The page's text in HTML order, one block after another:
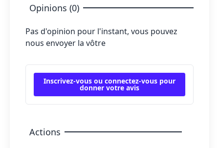
Opinions (0)
Pas d'opinion pour l'instant, vous pouvez
nous envoyer la vôtre
Inscrivez-vous ou connectez-vous pour
donner votre avis
Actions